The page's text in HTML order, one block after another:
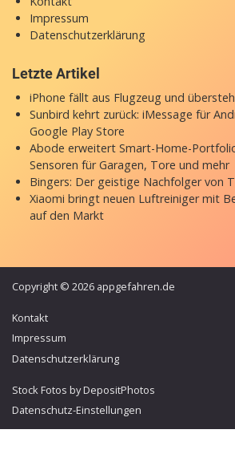
Impressum
Datenschutzerklärung
Letzte Artikel
iPhone fällt aus Flugzeug und
Sunbird kehrt zurück: iMessage für
Google Play Store
Abode erweitert Smart-Home-
Sensoren für Garagen, Tore und mehr
Bingers: Der geistige Nachfolger von
Xiaomi bringt neuen Luftreiniger mit
auf den Markt
Copyright © 2026 appgefahren.de
Kontakt
Impressum
Datenschutzerklärung
Stock Fotos by DepositPhotos
Datenschutz-Einstellungen